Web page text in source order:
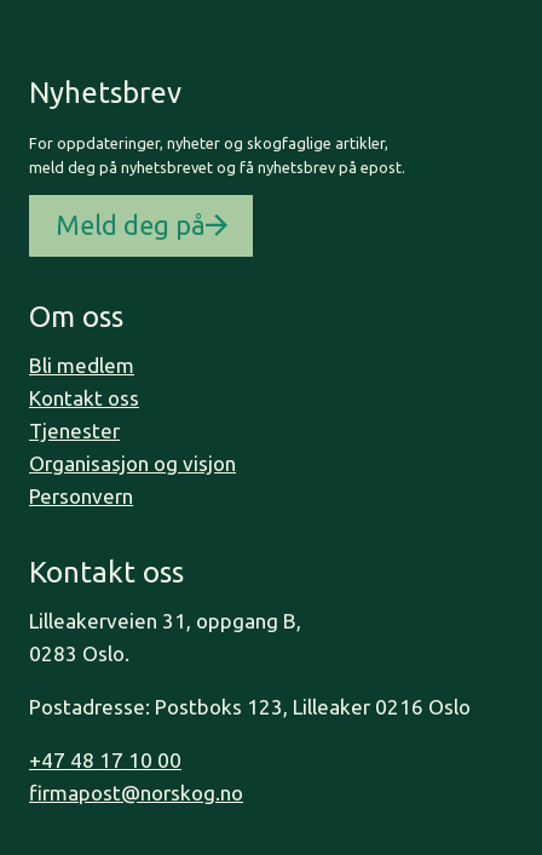
Nyhetsbrev
For oppdateringer, nyheter og skogfaglige artikler,
meld deg på nyhetsbrevet og få nyhetsbrev på epost.
Meld deg på
Om oss
Bli medlem
Kontakt oss
Tjenester
Organisasjon og visjon
Personvern
Kontakt oss
Lilleakerveien 31, oppgang B,
0283 Oslo.
Postadresse: Postboks 123, Lilleaker 0216 Oslo
+47 48 17 10 00
firmapost@norskog.no